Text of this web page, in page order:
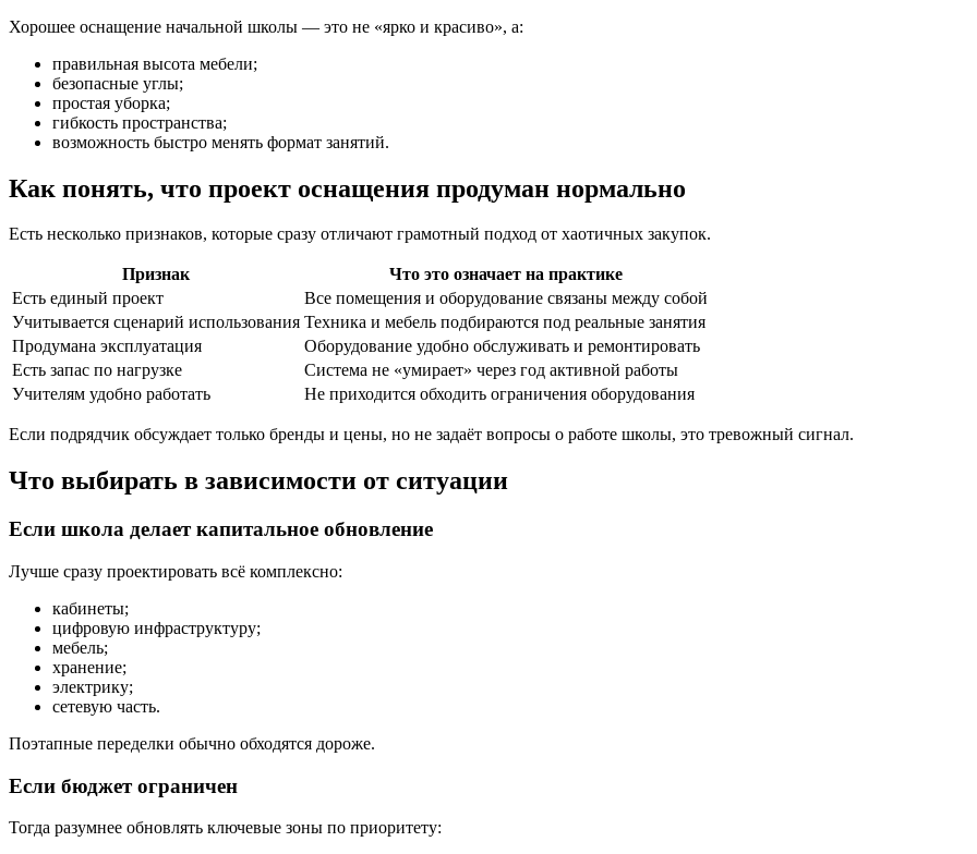
Хорошее оснащение начальной школы — это не «ярко и красиво», а:
правильная высота мебели;
безопасные углы;
простая уборка;
гибкость пространства;
возможность быстро менять формат занятий.
Как понять, что проект оснащения продуман нормально
Есть несколько признаков, которые сразу отличают грамотный подход от хаотичных закупок.
Признак
Что это означает на практике
Есть единый проект
Все помещения и оборудование связаны между собой
Учитывается сценарий использования Техника и мебель подбираются под реальные занятия
Продумана эксплуатация
Оборудование удобно обслуживать и ремонтировать
Есть запас по нагрузке
Система не «умирает» через год активной работы
Учителям удобно работать
Не приходится обходить ограничения оборудования
Если подрядчик обсуждает только бренды и цены, но не задаёт вопросы о работе школы, это тревожный сигнал.
Что выбирать в зависимости от ситуации
Если школа делает капитальное обновление
Лучше сразу проектировать всё комплексно:
кабинеты;
цифровую инфраструктуру;
мебель;
хранение;
электрику;
сетевую часть.
Поэтапные переделки обычно обходятся дороже.
Если бюджет ограничен
Тогда разумнее обновлять ключевые зоны по приоритету: